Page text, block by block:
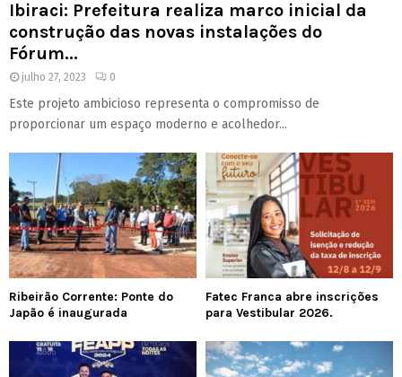
Ibiraci: Prefeitura realiza marco inicial da
construção das novas instalações do
Fórum...
julho 27, 2023 0
Este projeto ambicioso representa o compromisso de
proporcionar um espaço moderno e acolhedor...
Ribeirão Corrente: Ponte do
Japão é inaugurada
Fatec Franca abre inscrições
para Vestibular 2026.